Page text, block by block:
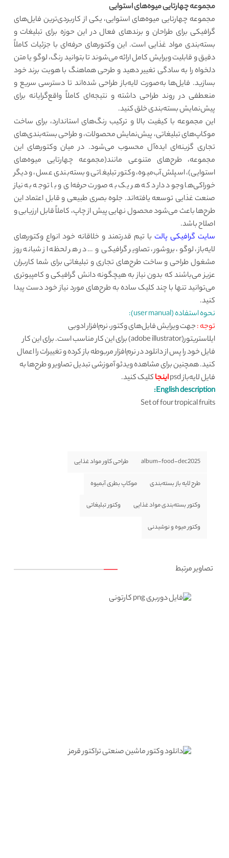
مجموعه چهارتایی میوه‌های استوایی
مجموعه چهارتایی میوه‌های استوایی، یکی از کاربردی‌ترین فایل‌های
گرافیکی برای طراحان و برندهای فعال در این حوزه برای تبلیغات و
بسته‌بندی مواد غذایی است. این وکتورهای حرفه‌ای با جزئیات کاملاً
دقیق و قابلیت ویرایش کامل ارائه می‌شوند تا بتوانید رنگ، لوگو یا متن
دلخواه را به سادگی تغییر دهید و طرحی هماهنگ با هویت برند خود
بسازید. فایل‌ها به‌صورت لایه‌باز طراحی شده‌اند تا دسترسی سریع و
منعطفی در روند طراحی داشته و نتیجه‌ای کاملاً واقع‌گرایانه برای
پیش‌نمایش بسته‌بندی خلق کنید.
این مجموعه با کیفیت بالا و ترکیب رنگ‌های استاندارد، برای ساخت
موکاپ‌های تبلیغاتی، پیش‌نمایش محصولات، و طراحی بسته‌بندی‌های
تجاری گزینه‌ای ایده‌آل محسوب می‌شود. در میان وکتورهای این
مجموعه، طرح‌های متنوعی مانند(مجموعه چهارتایی میوه‌های
استوایی)، اسپلش آب‌میوه، وکتور تبلیغاتی و بسته‌بندی عسل، و دیگر
خوراکی‌ها وجود دارد که هر یک به صورت حرفه‌ای و با توجه به نیاز
صنعت غذایی توسعه یافته‌اند. جلوه بصری طبیعی و قابل اعتماد این
طرح‌ها باعث می‌شود محصول نهایی پیش از چاپ، کاملاً قابل ارزیابی و
اصلاح باشد.
سایت گرافیکی پالتبا تیم قدرتمند و خلاقانه خود انواع وکتورهای
لایه‌باز، لوگو، بروشور، تصاویر گرافیکی و … در هر لحظه از شبانه روز
مشغول طراحی و ساخت طرح‌های تجاری و تبلیغاتی برای شما کاربران
عزیز می‌باشند که بدون نیاز به هیچگونه دانش گرافیکی و کامپیوتری
می‌توانید تنها با چند کلیک ساده به طرح‌های مورد نیاز خود دست پیدا
کنید.
نحوه استفاده (user manual):
توجه :جهت ویرایش فایل‌های وکتور، نرم‌افزار ادوبی
ایلاستریتور(adobe illustrator) برای این کار مناسب است. برای این کار
فایل خود را پس از دانلود در نرم‌افزار مربوطه باز کرده و تغییرات را اعمال
کنید. همچنین برای مشاهده ویدئو آموزشی تبدیل تصاویر و طرح‌ها به
فایل لایه‌باز psd
اینجاکلیک کنید.
English description:
Set of four tropical fruits
album-food-dec2025 طراحی کاور مواد غذایی
طرح لایه باز بسته‌بندی موکاپ بطری آبمیوه
وکتور بسته‌بندی مواد غذایی وکتور تبلیغاتی
وکتور میوه و نوشیدنی
تصاویر مرتبط